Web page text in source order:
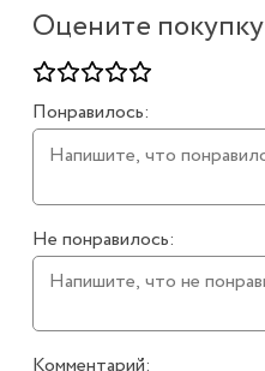
Оцените покупку
Понравилось:
Не понравилось: